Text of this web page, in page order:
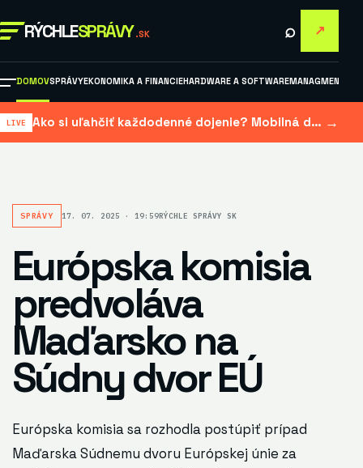
RÝCHLESPRÁVY .SK ⌕ ↗
DOMOVSPRÁVYEKONOMIKA A FINANCIEHARDWARE A SOFTWAREMANAGMENT A
Ako si uľahčiť každodenné dojenie? Mobilná dojačka šetrí čas aj námahu →
SPRÁVY 17. 07. 2025 · 19:59RÝCHLE SPRÁVY SK
Európska komisia
predvoláva
Maďarsko na
Súdny dvor EÚ
Európska komisia sa rozhodla postúpiť prípad
Maďarska Súdnemu dvoru Európskej únie za